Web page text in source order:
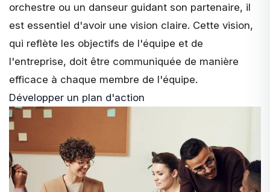
orchestre ou un danseur guidant son partenaire, il
est essentiel d'avoir une vision claire. Cette vision,
qui reflète les objectifs de l'équipe et de
l'entreprise, doit être communiquée de manière
efficace à chaque membre de l'équipe.
Développer un plan d'action